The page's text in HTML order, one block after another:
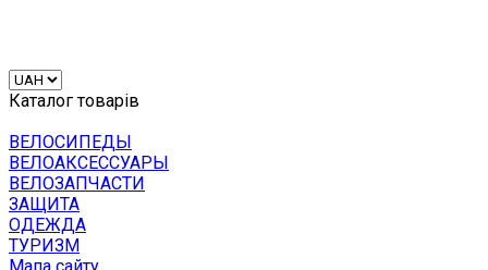
Каталог товарів
ВЕЛОСИПЕДЫ
ВЕЛОАКСЕССУАРЫ
ВЕЛОЗАПЧАСТИ
ЗАЩИТА
ОДЕЖДА
ТУРИЗМ